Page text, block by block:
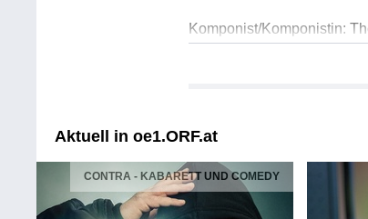
Komponist/Komponistin:
Album: Alles brennt
I: Thomas Andreas Beck
Label: 9006472038504
Untertitel: Thomas Andreas
Aktuell in oe1.ORF.at
CONTRA - KABARETT UND COMEDY